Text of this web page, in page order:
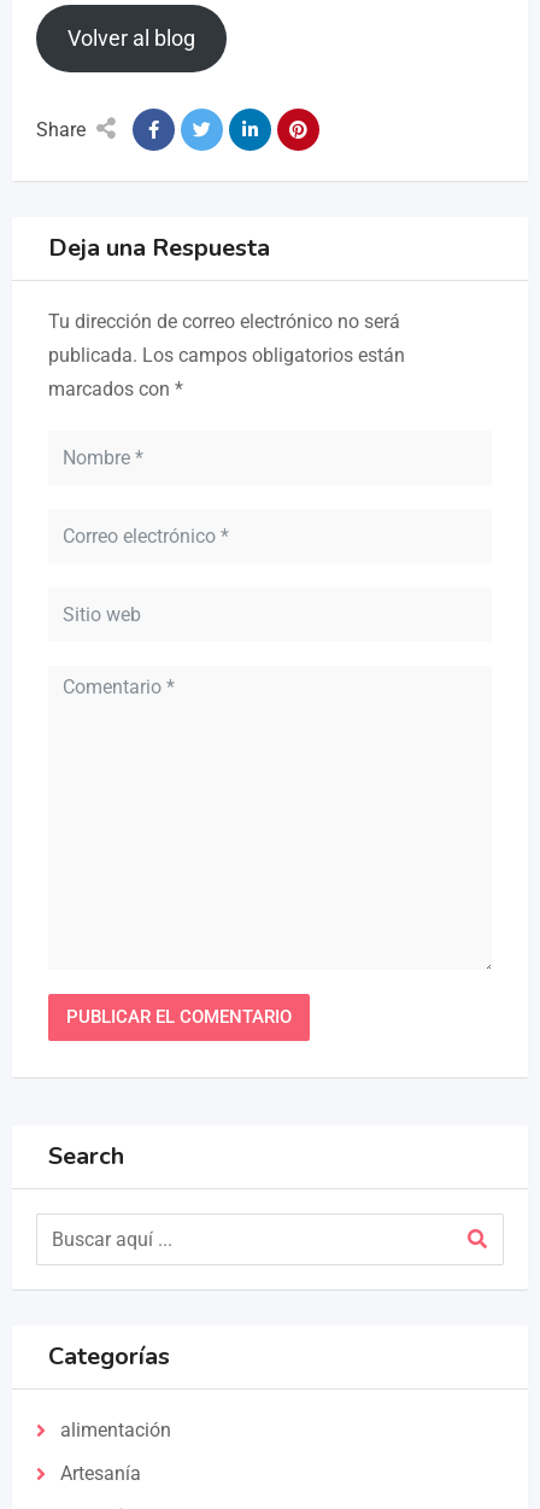
Volver al blog
Share
Deja una Respuesta
Tu dirección de correo electrónico no será
publicada. Los campos obligatorios están
marcados con *
Search
Categorías
alimentación
Artesanía